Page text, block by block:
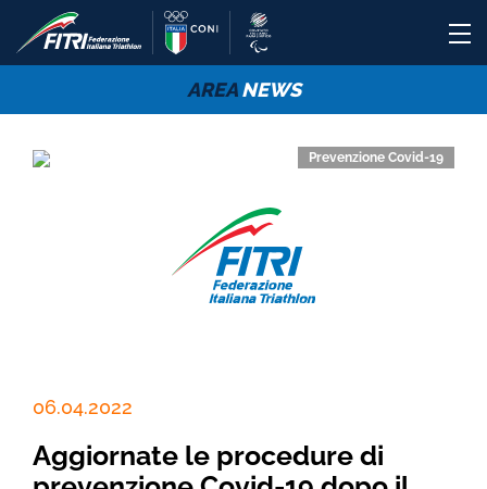
AREANEWS
Prevenzione Covid-19
06.04.2022
Aggiornate le procedure di